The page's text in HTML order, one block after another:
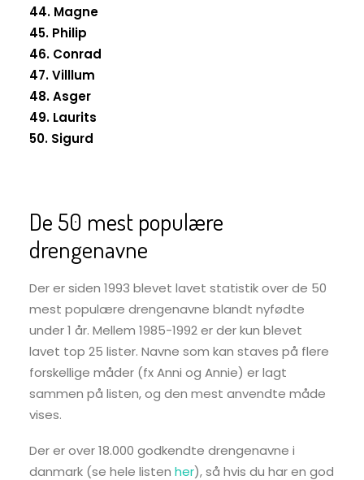
44. Magne
45. Philip
46. Conrad
47. Villlum
48. Asger
49. Laurits
50. Sigurd
De 50 mest populære
drengenavne
Der er siden 1993 blevet lavet statistik over de 50
mest populære drengenavne blandt nyfødte
under 1 år. Mellem 1985-1992 er der kun blevet
lavet top 25 lister. Navne som kan staves på flere
forskellige måder (fx Anni og Annie) er lagt
sammen på listen, og den mest anvendte måde
vises.
Der er over 18.000 godkendte drengenavne i
danmark (se hele listen her), så hvis du har en god